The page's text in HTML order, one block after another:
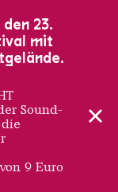
23.
mit
Sound-
9 Euro